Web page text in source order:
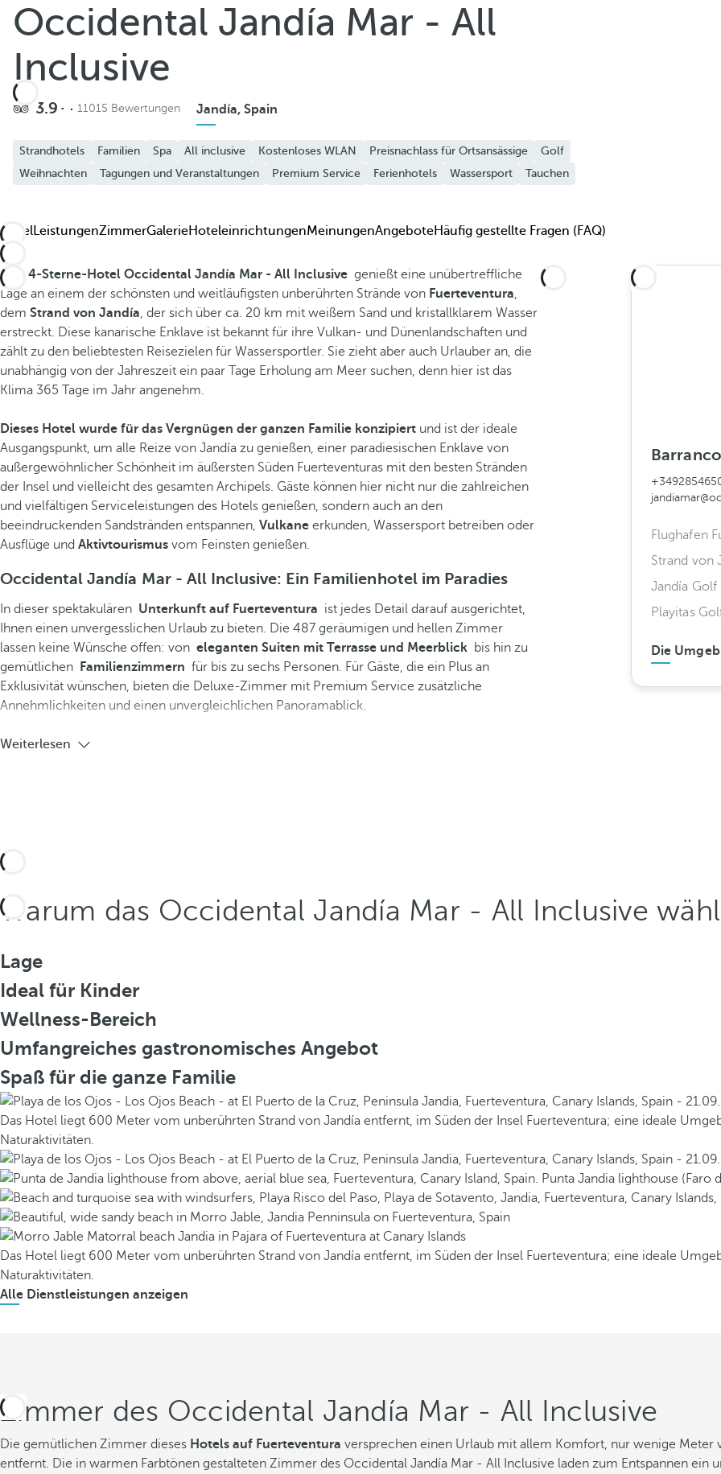
Zu Favoriten hinzufügen
Occidental Jandía Mar - All
Inclusive
3.9 11015 Bewertungen Jandía, Spain
Strandhotels Familien Spa All inclusive Kostenloses WLAN Preisnachlass für Ortsansässige
Golf
Weihnachten
Tagungen und Veranstaltungen Premium Service Ferienhotels Wassersport Tauchen
HotelLeistungenZimmerGalerieHoteleinrichtungenMeinungenAngeboteHäufig gestellte Fragen (FAQ)
Das 4-Sterne-Hotel Occidental Jandía Mar - All Inclusive genießt eine unübertreffliche
Lage an einem der schönsten und weitläufigsten unberührten Strände von Fuerteventura,
dem Strand von Jandía, der sich über ca. 20 km mit weißem Sand und kristallklarem Wasser
erstreckt. Diese kanarische Enklave ist bekannt für ihre Vulkan- und Dünenlandschaften und
zählt zu den beliebtesten Reisezielen für Wassersportler. Sie zieht aber auch Urlauber an, die
unabhängig von der Jahreszeit ein paar Tage Erholung am Meer suchen, denn hier ist das
Klima 365 Tage im Jahr angenehm.
Dieses Hotel wurde für das Vergnügen der ganzen Familie konzipiert und ist der ideale
Ausgangspunkt, um alle Reize von Jandía zu genießen, einer paradiesischen Enklave von
außergewöhnlicher Schönheit im äußersten Süden Fuerteventuras mit den besten Stränden
der Insel und vielleicht des gesamten Archipels. Gäste können hier nicht nur die zahlreichen
und vielfältigen Serviceleistungen des Hotels genießen, sondern auch an den
beeindruckenden Sandstränden entspannen, Vulkane erkunden, Wassersport betreiben oder
Ausflüge und Aktivtourismus vom Feinsten genießen.
Occidental Jandía Mar - All Inclusive: Ein Familienhotel im Paradies
In dieser spektakulären Unterkunft auf Fuerteventura ist jedes Detail darauf ausgerichtet,
Ihnen einen unvergesslichen Urlaub zu bieten. Die 487 geräumigen und hellen Zimmer
lassen keine Wünsche offen: von eleganten Suiten mit Terrasse und Meerblick bis hin zu
gemütlichen
Familienzimmern für bis zu sechs Personen. Für Gäste, die ein Plus an
Exklusivität wünschen, bieten die Deluxe-Zimmer mit Premium Service zusätzliche
Annehmlichkeiten und einen unvergleichlichen Panoramablick.
Weiterlesen
Flughafen
Strand von
Jandía Golf
Playitas
Die
Warum das Occidental Jandía Mar - All Inclusive
Lage
Ideal für Kinder
Wellness-Bereich
Umfangreiches gastronomisches Angebot
Spaß für die ganze Familie
Das Hotel liegt 600 Meter vom unberührten Strand von Jandía entfernt, im Süden der Insel Fuerteventura; eine ideale
Naturaktivitäten.
Das Hotel liegt 600 Meter vom unberührten Strand von Jandía entfernt, im Süden der Insel Fuerteventura; eine ideale
Naturaktivitäten.
Alle Dienstleistungen anzeigen
Zimmer des Occidental Jandía Mar - All Inclusive
Die gemütlichen Zimmer dieses Hotels auf Fuerteventura versprechen einen Urlaub mit allem Komfort, nur wenige Meter
entfernt. Die in warmen Farbtönen gestalteten Zimmer des Occidental Jandía Mar - All Inclusive laden zum Entspannen ein